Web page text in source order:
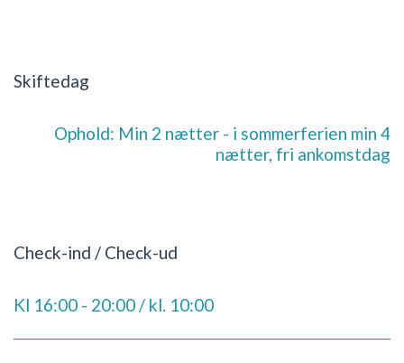
Skiftedag
Ophold: Min 2 nætter - i sommerferien min 4
nætter, fri ankomstdag
Check-ind / Check-ud
Kl 16:00 - 20:00 / kl. 10:00